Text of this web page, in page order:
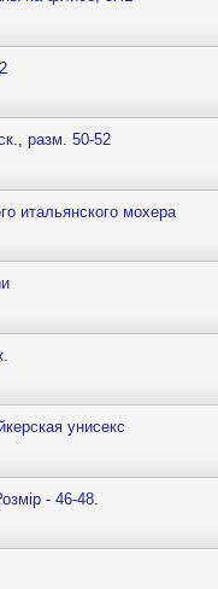
разм. 50-52
итальянского мохера
унисекс
- 46-48.